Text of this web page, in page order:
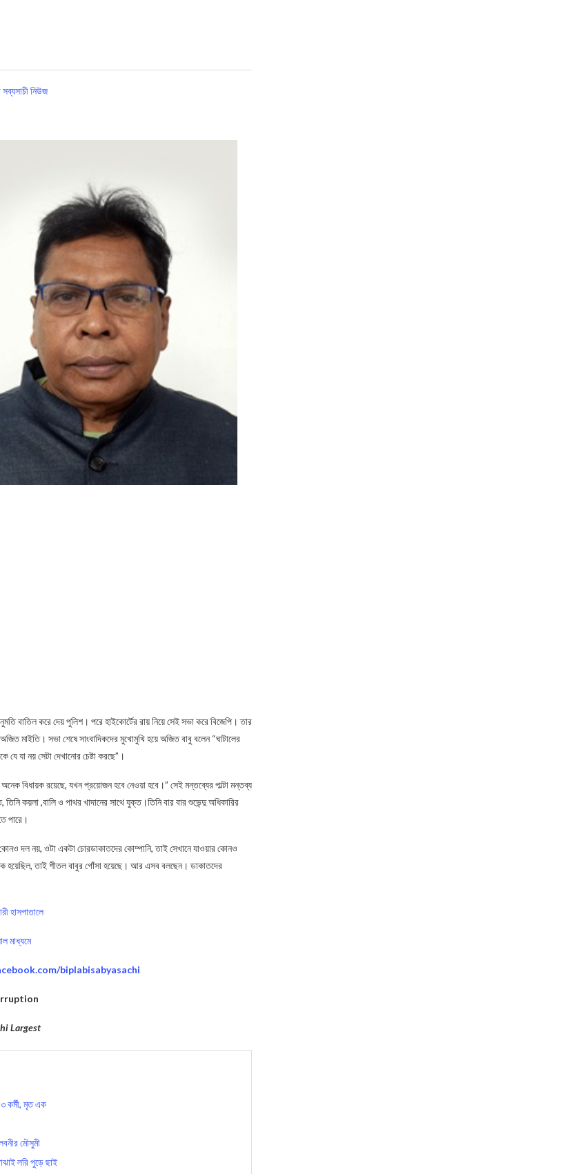
সব্যসাচী নিউজ
বাতিল করে দেয় পুলিশ। পরে হাইকোর্টের রায় নিয়ে সেই সভা করে বিজেপি। তার
মাইতি। সভা শেষে সাংবাদিকদের মুখোমুখি হয়ে অজিত বাবু বলেন “ঘাটালের
যা নয় সেটা দেখানোর চেষ্টা করছে”।
বিধায়ক রয়েছে, যখন প্রয়োজন হবে নেওয়া হবে।” সেই মন্তব্যের পাল্টা মন্তব্য
কয়লা ,বালি ও পাথর খাদানের সাথে যুক্ত।তিনি বার বার শুভেন্দু অধিকারির
পারে।
দল নয়, ওটা একটা চোরডাকাতদের কোম্পানি, তাই সেখানে যাওয়ার কোনও
তাই শীতল বাবুর গোঁসা হয়েছে। আর এসব বলছেন। ডাকাতদের
হাসপাতালে
মাধ্যমে
biplabisabyasachi
Largest
কর্মী, মৃত এক
মৌসুমী
লরি পুড়ে ছাই